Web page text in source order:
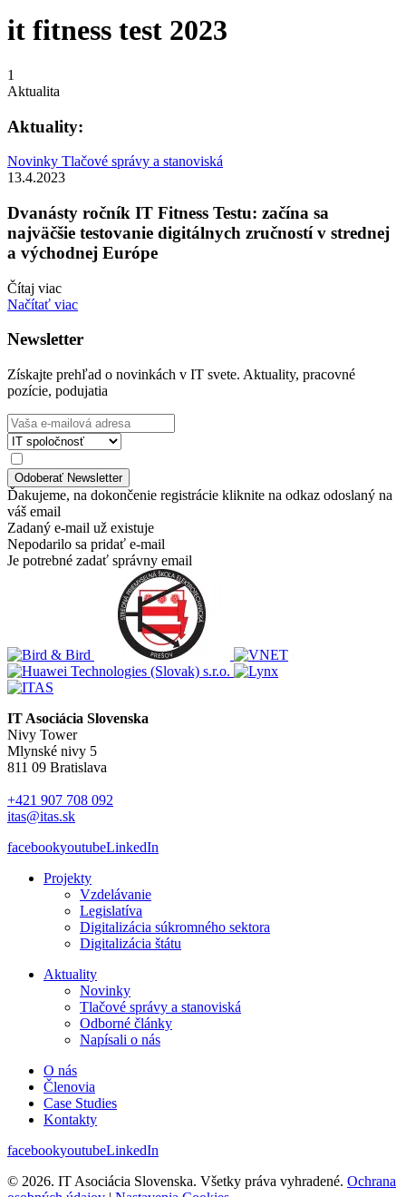
it fitness test 2023
1
Aktualita
Aktuality:
Novinky Tlačové správy a stanoviská
13.4.2023
Dvanásty ročník IT Fitness Testu: začína sa
najväčšie testovanie digitálnych zručností v strednej
a východnej Európe
Čítaj viac
Načítať viac
Newsletter
Získajte prehľad o novinkách v IT svete. Aktuality, pracovné
pozície, podujatia
Ďakujeme, na dokončenie registrácie kliknite na odkaz odoslaný na
váš email
Zadaný e-mail už existuje
Nepodarilo sa pridať e-mail
Je potrebné zadať správny email
IT Asociácia Slovenska
Nivy Tower
Mlynské nivy 5
811 09 Bratislava
+421 907 708 092
itas@itas.sk
facebookyoutubeLinkedIn
Projekty
Vzdelávanie
Legislatíva
Digitalizácia súkromného sektora
Digitalizácia štátu
Aktuality
Novinky
Tlačové správy a stanoviská
Odborné články
Napísali o nás
O nás
Členovia
Case Studies
Kontakty
facebookyoutubeLinkedIn
© 2026. IT Asociácia Slovenska. Všetky práva vyhradené. Ochrana